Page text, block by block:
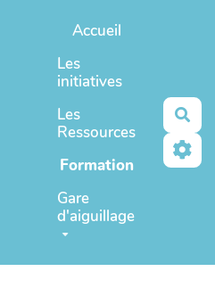
Accueil
Les
initiatives
Les
Ressources
Formation
Gare
d'aiguillage